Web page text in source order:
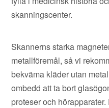
skanningscenter.
Skannerns starka
metallföremål, så vi
bekväma kläder utan
ombedd att ta bort
proteser och